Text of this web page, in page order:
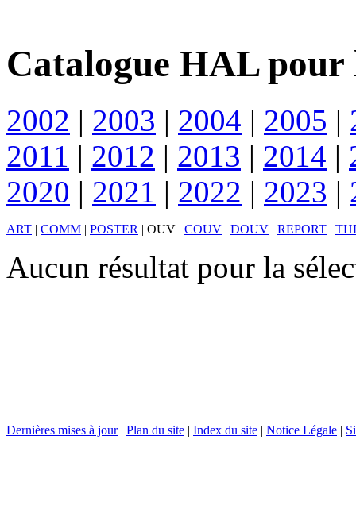
Catalogue HAL pour
2002 | 2003 | 2004 | 2005 |
2011 | 2012 | 2013 | 2014 |
2020 | 2021 | 2022 | 2023 |
ART | COMM | POSTER | OUV | COUV | DOUV | REPORT |
Aucun résultat pour la
Dernières mises à jour| Plan du site | Index du site | Notice Légale |